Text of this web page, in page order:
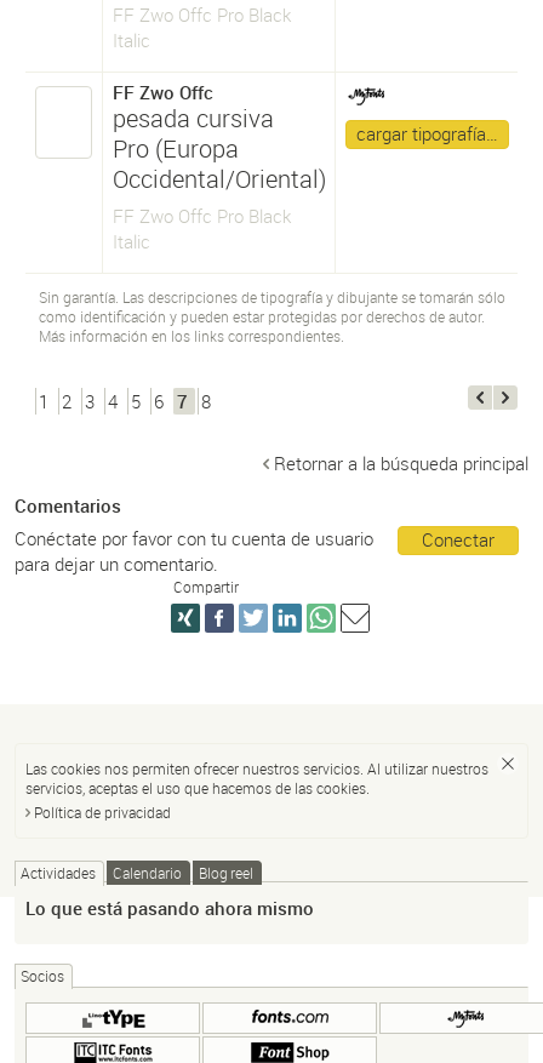
FF Zwo Offc Pro Black
Italic
FF Zwo Offc
pesada cursiva
Pro (Europa
Occidental/Oriental)
FF Zwo Offc Pro Black
Italic
cargar tipografía…
Sin garantía. Las descripciones de tipografía y dibujante se tomarán sólo
como identificación y pueden estar protegidas por derechos de autor.
Más información en los links correspondientes.
1 2 3 4 5 6 7 8
Retornar a la búsqueda principal
Comentarios
Conectar
Conéctate por favor con tu cuenta de usuario
para dejar un comentario.
Compartir
Las cookies nos permiten ofrecer nuestros servicios. Al utilizar nuestros
servicios, aceptas el uso que hacemos de las cookies.
Política de privacidad
Actividades Calendario Blog reel
Lo que está pasando ahora mismo
Socios